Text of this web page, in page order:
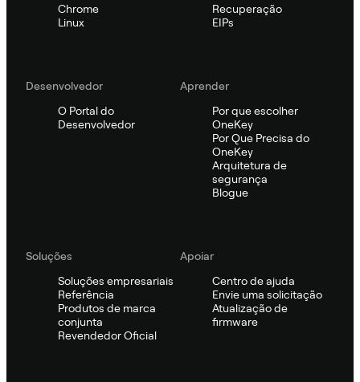
Chrome
Linux
Recuperação
EIPs
Desenvolvedor
O Portal do
Desenvolvedor
Aprender
Por que escolher
OneKey
Por Que Precisa do
OneKey
Arquitetura de
segurança
Blogue
Soluções
Soluções empresariais
Referência
Produtos de marca
conjunta
Revendedor Oficial
Apoiar
Centro de ajuda
Envie uma solicitação
Atualização de
firmware